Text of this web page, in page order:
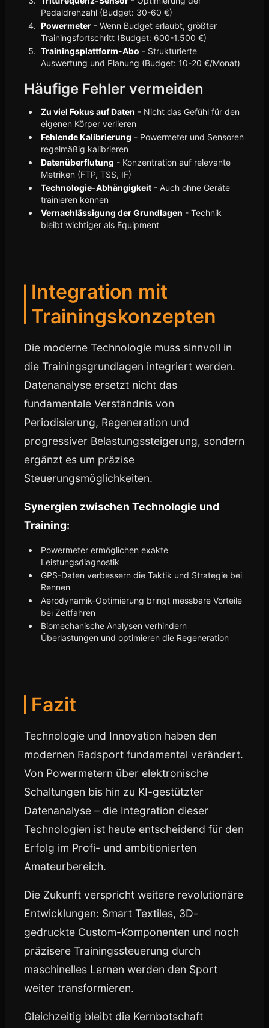
Pedaldrehzahl (Budget: 30-60 €)
Powermeter - Wenn Budget erlaubt, größter
Trainingsfortschritt (Budget: 600-1.500 €)
Trainingsplattform-Abo - Strukturierte
Auswertung und Planung (Budget: 10-20 €/Monat)
Häufige Fehler vermeiden
Zu viel Fokus auf Daten - Nicht das Gefühl für den
eigenen Körper verlieren
Fehlende Kalibrierung - Powermeter und Sensoren
regelmäßig kalibrieren
Datenüberflutung - Konzentration auf relevante
Metriken (FTP, TSS, IF)
Technologie-Abhängigkeit - Auch ohne Geräte
trainieren können
Vernachlässigung der Grundlagen - Technik
bleibt wichtiger als Equipment
Integration mit
Trainingskonzepten
Die moderne Technologie muss sinnvoll in
die Trainingsgrundlagen integriert werden.
Datenanalyse ersetzt nicht das
fundamentale Verständnis von
Periodisierung, Regeneration und
progressiver Belastungssteigerung, sondern
ergänzt es um präzise
Steuerungsmöglichkeiten.
Synergien zwischen Technologie und
Training:
Powermeter ermöglichen exakte
Leistungsdiagnostik
GPS-Daten verbessern die Taktik und Strategie bei
Rennen
Aerodynamik-Optimierung bringt messbare Vorteile
bei Zeitfahren
Biomechanische Analysen verhindern
Überlastungen und optimieren die Regeneration
Fazit
Technologie und Innovation haben den
modernen Radsport fundamental verändert.
Von Powermetern über elektronische
Schaltungen bis hin zu KI-gestützter
Datenanalyse – die Integration dieser
Technologien ist heute entscheidend für den
Erfolg im Profi- und ambitionierten
Amateurbereich.
Die Zukunft verspricht weitere revolutionäre
Entwicklungen: Smart Textiles, 3D-
gedruckte Custom-Komponenten und noch
präzisere Trainingssteuerung durch
maschinelles Lernen werden den Sport
weiter transformieren.
Gleichzeitig bleibt die Kernbotschaft